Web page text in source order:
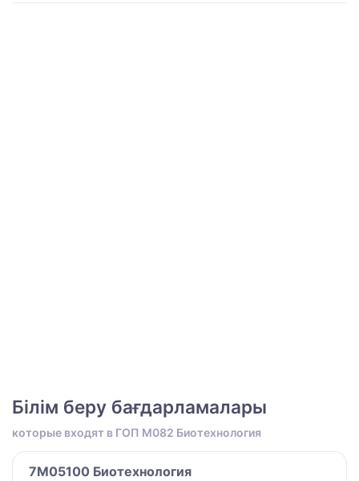
Білім беру бағдарламалары
которые входят в ГОП M082 Биотехнология
7M05100 Биотехнология